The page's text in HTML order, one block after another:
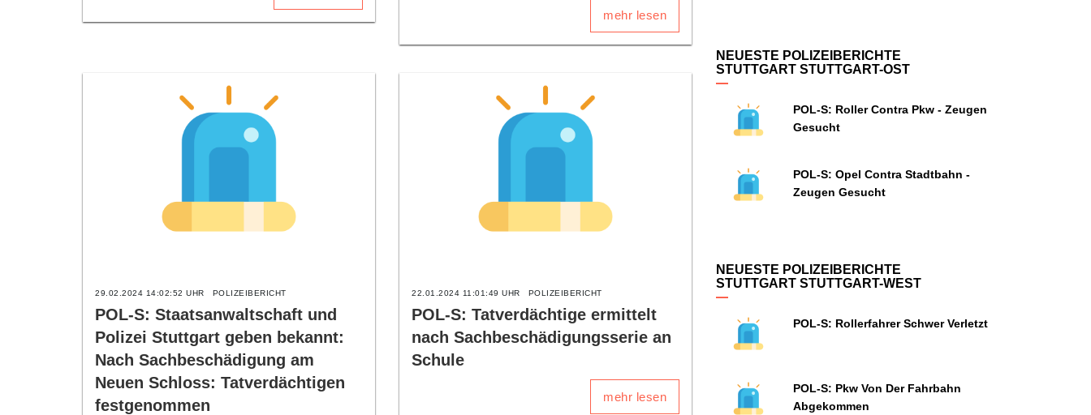
mehr lesen
29.02.2024 14:02:52 UHR POLIZEIBERICHT
POL-S: Staatsanwaltschaft und
Polizei Stuttgart geben bekannt:
Nach Sachbeschädigung am
Neuen Schloss: Tatverdächtigen
festgenommen
22.01.2024 11:01:49 UHR POLIZEIBERICHT
POL-S: Tatverdächtige ermittelt
nach Sachbeschädigungsserie an
Schule
mehr lesen
NEUESTE POLIZEIBERICHTE
STUTTGART STUTTGART-OST
POL-S: Roller Contra Pkw - Zeugen
Gesucht
POL-S: Opel Contra Stadtbahn -
Zeugen Gesucht
NEUESTE POLIZEIBERICHTE
STUTTGART STUTTGART-WEST
POL-S: Rollerfahrer Schwer Verletzt
POL-S: Pkw Von Der Fahrbahn
Abgekommen